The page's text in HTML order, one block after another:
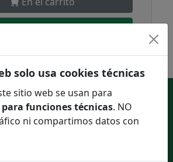
solo usa cookies técnicas
sitio web se usan para
funciones técnicas. NO
ni compartimos datos con